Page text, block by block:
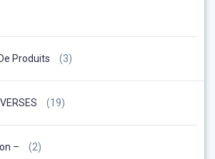
Produits (3)
(19)
– (2)